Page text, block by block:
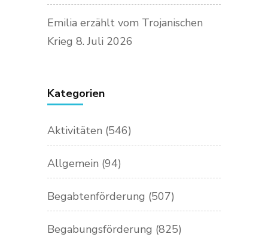
Emilia erzählt vom Trojanischen
Krieg 8. Juli 2026
Kategorien
Aktivitäten (546)
Allgemein (94)
Begabtenförderung (507)
Begabungsförderung (825)